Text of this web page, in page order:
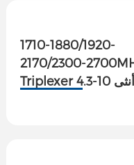
1710-1880/1920-
2170/2300-
Triplexer 4.3-10 أنثى